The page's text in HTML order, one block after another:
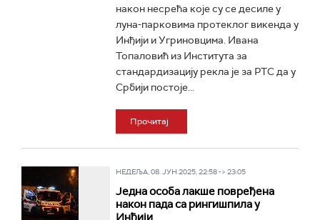
након несрећа које су се десиле у
луна-парковима протеклог викенда у
Инђији и Угриновцима. Ивана
Топаловић из Института за
стандардизацију рекла је за РТС да у
Србији постоје...
Прочитај
НЕДЕЉА, 08. ЈУН 2025, 22:58 -> 23:05
Једна особа лакше повређена
након пада са рингишпила у
Инђији